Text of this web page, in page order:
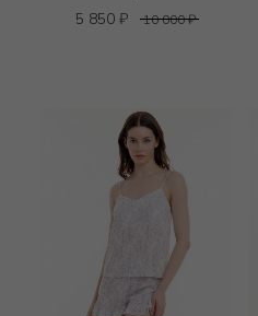
5 850 ₽ 10 000₽